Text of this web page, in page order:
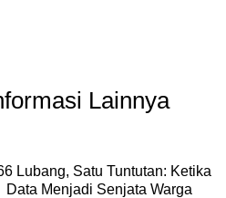
Lainnya
Lubang, Satu Tuntutan: Ketika
Data Menjadi Senjata Warga